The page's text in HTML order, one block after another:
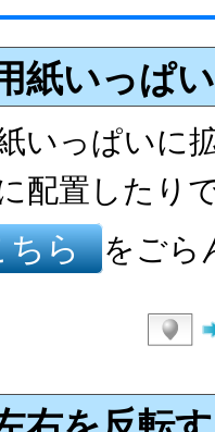
紙いっぱ
いっぱいに
配置したり
ちら をごら